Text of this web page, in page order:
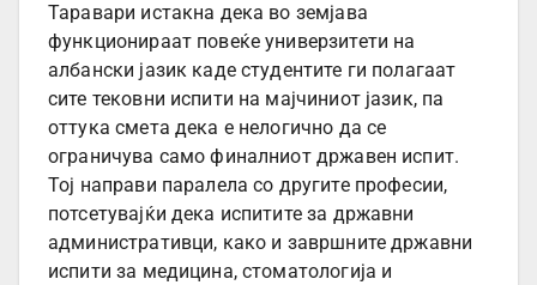
Таравари истакна дека во земјава
функционираат повеќе универзитети на
албански јазик каде студентите ги полагаат
сите тековни испити на мајчиниот јазик, па
оттука смета дека е нелогично да се
ограничува само финалниот државен испит.
Тој направи паралела со другите професии,
потсетувајќи дека испитите за државни
административци, како и завршните државни
испити за медицина, стоматологија и